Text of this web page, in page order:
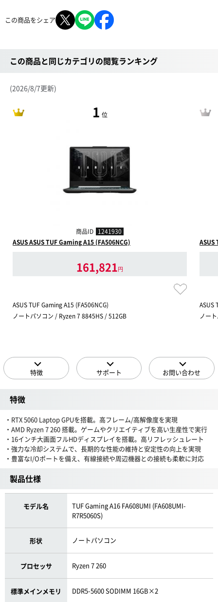
この商品をシェア
この商品と同じカテゴリの閲覧ランキング
(2026/8/7更新)
1 位
商品ID 1241930
ASUS ASUS TUF Gaming A15 (FA506NCG)
161,821円
ASUS TUF Gaming A15 (FA506NCG)
ノートパソコン / Ryzen 7 8845HS / 512GB
ASUS
ASUS
ノー
特徴 サポート お問い合わせ
特徴
・RTX 5060 Laptop GPUを搭載。高フレーム/高解像度を実現
・AMD Ryzen 7 260 搭載。ゲームやクリエイティブを高い生産性で実行
・16インチ大画面フルHDディスプレイを搭載。高リフレッシュレート
・強力な冷却システムで、長期的な性能の維持と安定性の向上を実現
・豊富なI/Oポートを備え、有線接続や周辺機器との接続も柔軟に対応
製品仕様
モデル名
TUF Gaming A16 FA608UMI (FA608UMI-
R7R5060S)
形状 ノートパソコン
プロセッサ Ryzen 7 260
標準メインメモリ DDR5-5600 SODIMM 16GB×2